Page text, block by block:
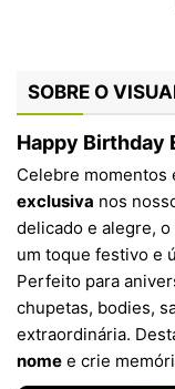
SOBRE O
Happy Birthday
Celebre momentos
exclusiva nos
delicado e alegre, o
um toque festivo e
Perfeito para
chupetas, bodies,
extraordinária.
nome e crie